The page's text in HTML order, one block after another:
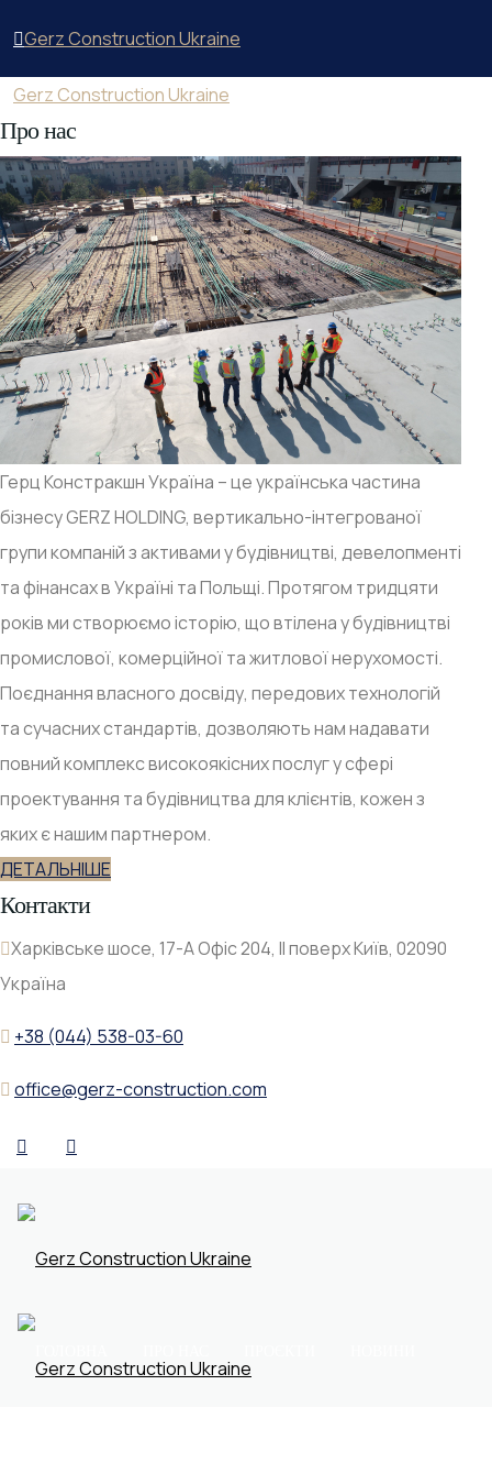
Gerz Construction Ukraine
Gerz Construction Ukraine
Про нас
Герц Констракшн Україна – це українська частина
бізнесу GERZ HOLDING, вертикально-інтегрованої
групи компаній з активами у будівництві, девелопменті
та фінансах в Україні та Польщі. Протягом тридцяти
років ми створюємо історію, що втілена у будівництві
промислової, комерційної та житлової нерухомості.
Поєднання власного досвіду, передових технологій
та сучасних стандартів, дозволяють нам надавати
повний комплекс високоякісних послуг у сфері
проектування та будівництва для клієнтів, кожен з
яких є нашим партнером.
ДЕТАЛЬНІШЕ
Контакти
Харківське шосе, 17-А Офіс 204, ІІ поверх Київ, 02090
Україна
+38 (044) 538-03-60
office@gerz-construction.com